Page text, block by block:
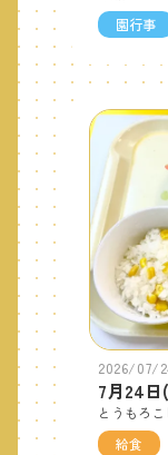
園行事
2026/07/
7月24
給食